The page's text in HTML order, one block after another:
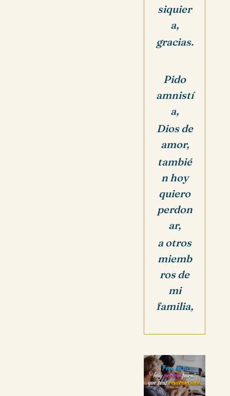
siquier
a,
gracias.
Pido
amnistí
a,
Dios de
amor,
tambié
n hoy
quiero
perdon
ar,
a otros
miemb
ros de
mi
familia,